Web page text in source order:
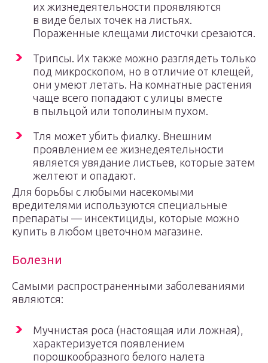
их жизнедеятельности проявляются
в виде белых точек на листьях.
Пораженные клещами листочки срезаются.
Трипсы. Их также можно разглядеть только
под микроскопом, но в отличие от клещей,
они умеют летать. На комнатные растения
чаще всего попадают с улицы вместе
в пыльцой или тополиным пухом.
Тля может убить фиалку. Внешним
проявлением ее жизнедеятельности
является увядание листьев, которые затем
желтеют и опадают.
Для борьбы с любыми насекомыми
вредителями используются специальные
препараты — инсектициды, которые можно
купить в любом цветочном магазине.
Болезни
Самыми распространенными заболеваниями
являются:
Мучнистая роса (настоящая или ложная),
характеризуется появлением
порошкообразного белого налета